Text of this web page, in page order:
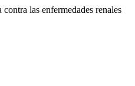
las enfermedades renales